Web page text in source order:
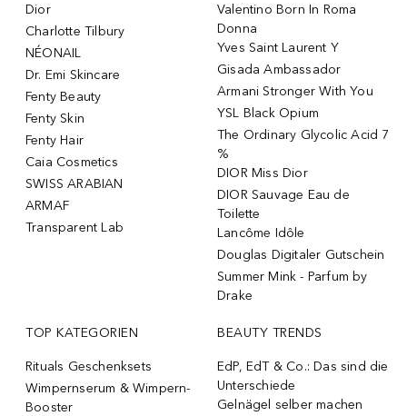
Dior
Charlotte Tilbury
NÉONAIL
Dr. Emi Skincare
Fenty Beauty
Fenty Skin
Fenty Hair
Caia Cosmetics
SWISS ARABIAN
ARMAF
Transparent Lab
Valentino Born In Roma
Donna
Yves Saint Laurent Y
Gisada Ambassador
Armani Stronger With You
YSL Black Opium
The Ordinary Glycolic Acid 7
%
DIOR Miss Dior
DIOR Sauvage Eau de
Toilette
Lancôme Idôle
Douglas Digitaler Gutschein
Summer Mink - Parfum by
Drake
TOP KATEGORIEN
Rituals Geschenksets
Wimpernserum & Wimpern-
Booster
BEAUTY TRENDS
EdP, EdT & Co.: Das sind die
Unterschiede
Gelnägel selber machen